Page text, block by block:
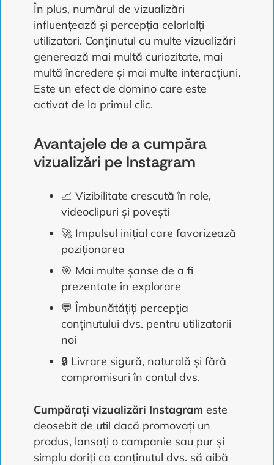
În plus, numărul de vizualizări
influențează și percepția celorlalți
utilizatori. Conținutul cu multe vizualizări
generează mai multă curiozitate, mai
multă încredere și mai multe interacțiuni.
Este un efect de domino care este
activat de la primul clic.
Avantajele de a cumpăra
vizualizări pe Instagram
📈 Vizibilitate crescută în role,
videoclipuri și povești
🚀 Impulsul inițial care favorizează
poziționarea
🎯 Mai multe șanse de a fi
prezentate în explorare
💬 Îmbunătățiți percepția
conținutului dvs. pentru utilizatorii
noi
🔒 Livrare sigură, naturală și fără
compromisuri în contul dvs.
Cumpărați vizualizări Instagram este
deosebit de util dacă promovați un
produs, lansați o campanie sau pur și
simplu doriți ca conținutul dvs. să aibă